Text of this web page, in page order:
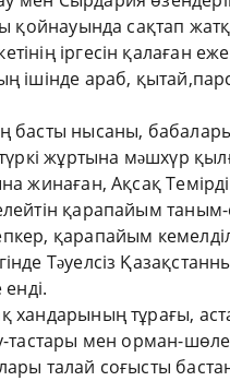
қойнауында сақтап
іргесін қалаған
ішінде араб,
басты нысаны,
жұртына мəшхүр
жинаған, Ақсақ
қарапайым таным-
қарапайым
Тəуелсіз
хандарының тұрағы,
тастары мен орман-
талай соғысты